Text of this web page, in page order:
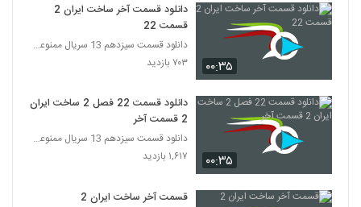
۰۰:۳۵
دانلود قسمت آخر ساخت ایران 2
قسمت 22
دانلود قسمت سیزدهم 13 سریال ممنوعه قانونی
۷۰۳ بازدید
۰۰:۳۵
دانلود قسمت 22 فصل 2 ساخت ایران
2 قسمت آخر
دانلود قسمت سیزدهم 13 سریال ممنوعه قانونی
۱,۶۱۷ بازدید
قسمت آخر ساخت ایران 2